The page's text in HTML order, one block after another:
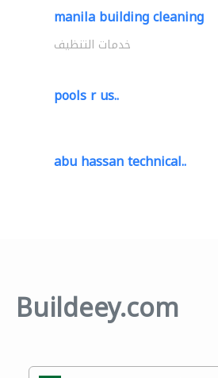
manila building cleaning
خدمات التنظيف
pools r us..
abu hassan technical..
Buildeey.com